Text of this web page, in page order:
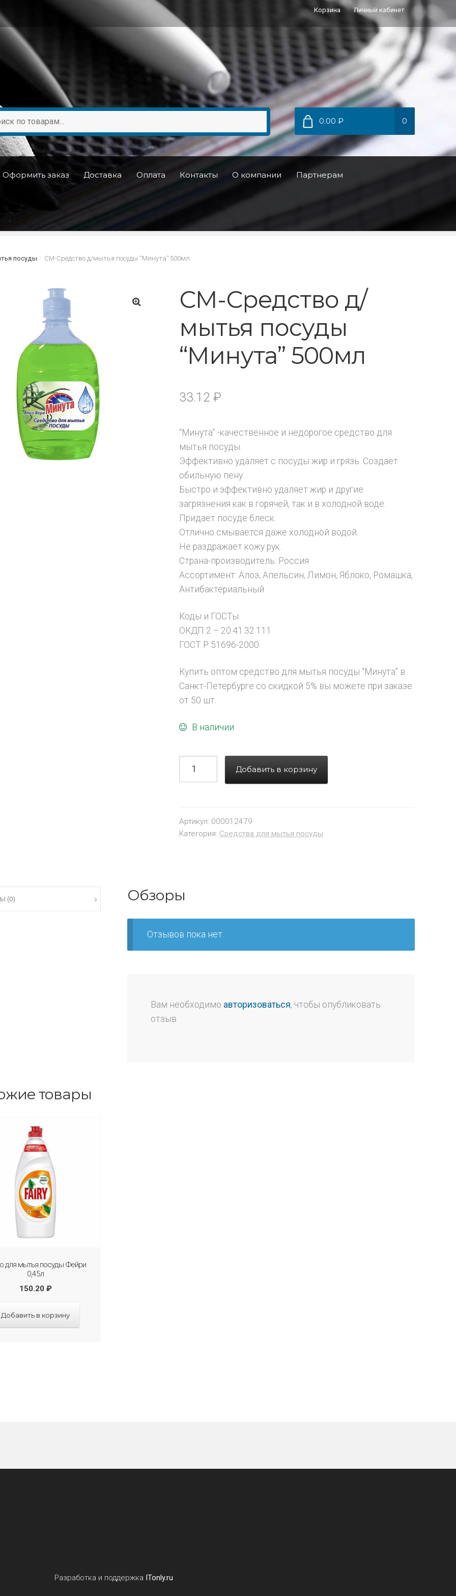
Корзина Личный кабинет
0.00 ₽ 0
Оформить заказ Доставка Оплата Контакты О компании Партнерам
посуды СМ-Средство д/мытья посуды “Минута” 500мл
СМ-Средство д/
мытья посуды
“Минута” 500мл
33.12₽
“Минута” -качественное и недорогое средство для
мытья посуды.
Эффективно удаляет с посуды жир и грязь. Создает
обильную пену.
Быстро и эффективно удаляет жир и другие
загрязнения как в горячей, так и в холодной воде.
Придает посуде блеск.
Отлично смывается даже холодной водой.
Не раздражает кожу рук.
Страна-производитель: Россия
Ассортимент: Алоэ, Апельсин, Лимон, Яблоко, Ромашка,
Антибактериальный
Коды и ГОСТы:
ОКДП 2 – 20.41.32.111
ГОСТ Р 51696-2000
Купить оптом средство для мытья посуды “Минута” в
Санкт-Петербурге со скидкой 5% вы можете при заказе
от 50 шт.
В наличии
Добавить в корзину
Артикул: 000012479
Категория: Средства для мытья посуды
(0) Обзоры
Отзывов пока нет.
Вам необходимо авторизоваться, чтобы опубликовать
отзыв.
товары
для мытья посуды Фейри
0,45л
150.20 ₽
Добавить в корзину
Разработка и поддержка ITonly.ru